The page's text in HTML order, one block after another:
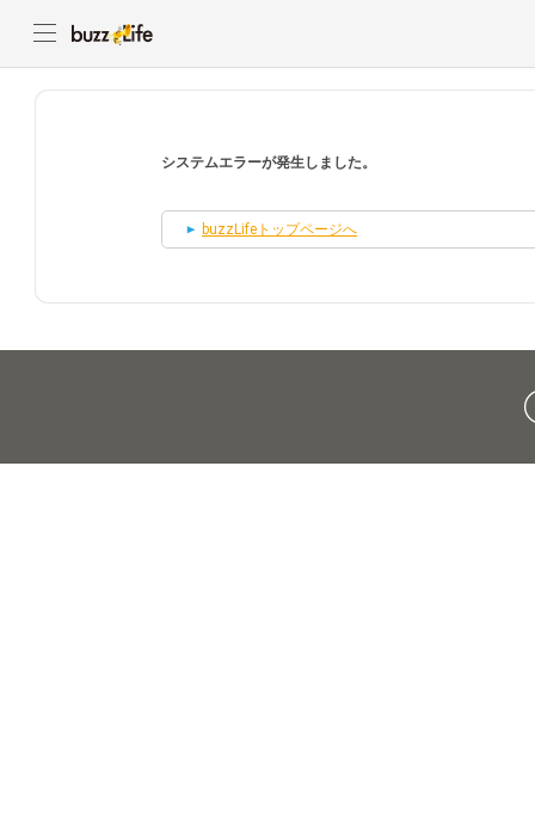
システムエラーが発生しました。
buzzLifeトップページへ